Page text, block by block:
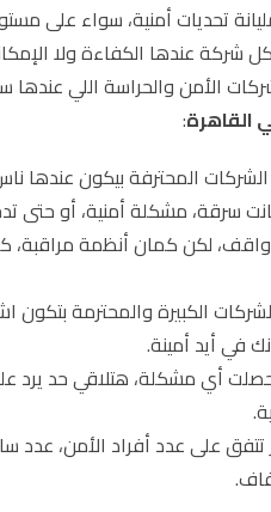
تحديات أمنية، سواء على
عندها الكفاءة ولا
الأمن والحراسة اللي
القاهرة:
المحترفة بيكون عندها
سرقة، مشكلة أمنية، أو حتى
لكن كمان أنظمة مراقبة،
الكبيرة والمحترمة بتكون
في أيد أمينة.
أي مشكلة، هتلاقي حد يرد
على عدد أفراد الأمن، عدد